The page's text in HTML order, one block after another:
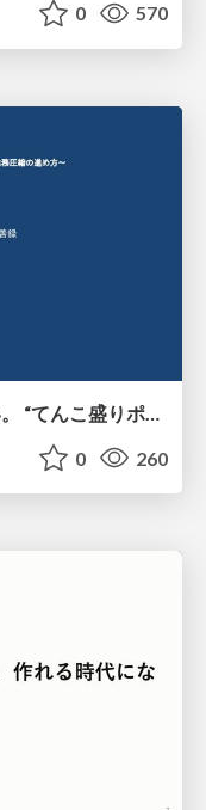
0 570
0 260